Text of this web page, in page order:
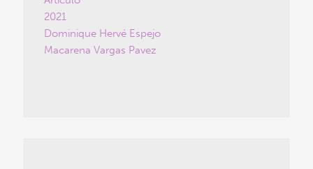
2021
Dominique Hervé Espejo
Macarena Vargas Pavez